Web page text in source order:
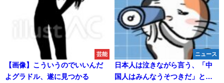
芸能
【画像】こういうのでいいんだ
よグラドル、遂に見つかる
ニュース
日本人は泣きながら言う、「中
国人はみんなうそつきだ」と―